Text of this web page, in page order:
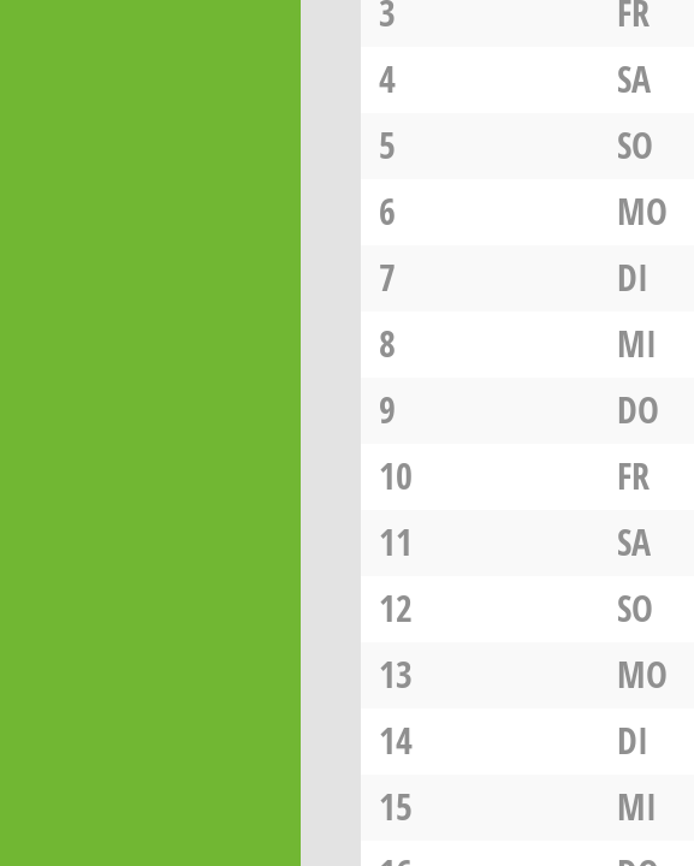
3
FR
4
SA
5
SO
6
MO
7
DI
8
MI
9
DO
10
FR
11
SA
12
SO
13
MO
14
DI
15
MI